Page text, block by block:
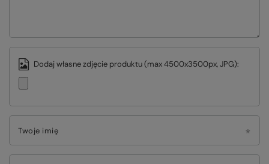
Dodaj własne zdjęcie produktu (max 4500x3500px, JPG):
Twoje imię